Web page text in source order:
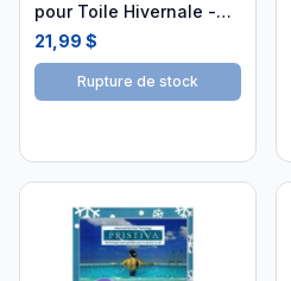
pour Toile Hivernale -
25ph3051
21,99 $
Rupture de stock